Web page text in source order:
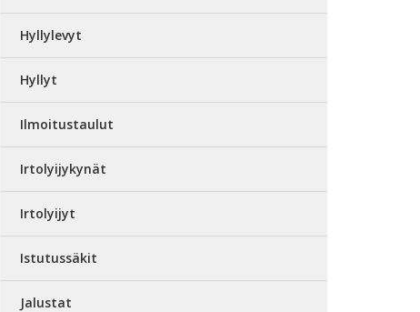
Hyllylevyt
Hyllyt
Ilmoitustaulut
Irtolyijykynät
Irtolyijyt
Istutussäkit
Jalustat